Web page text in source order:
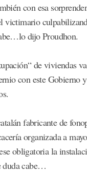
con esa
victimario
dijo Proudhon.
de viviendas
con este Gobierno
fabricante de
organizada a
obligatoria la
duda cabe…